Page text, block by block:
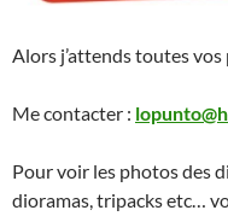
Alors j’attends toutes
Me contacter :
Pour voir les photos des
dioramas, tripacks etc…